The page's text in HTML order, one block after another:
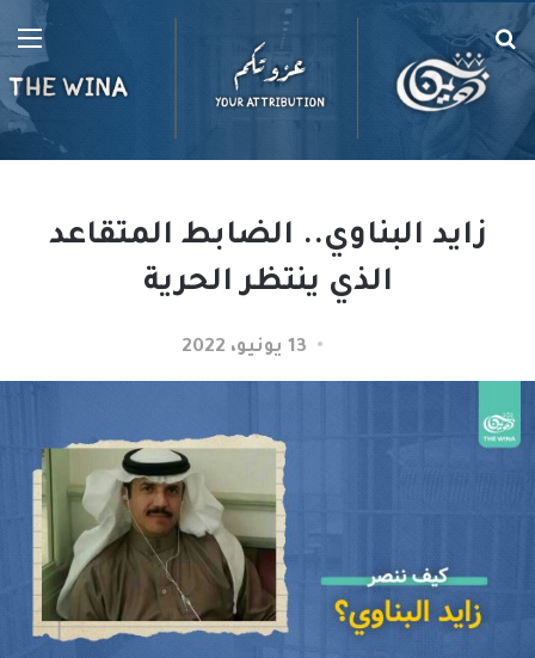
بحث
عن
زايد البناوي.. الضابط المتقاعد
الذي ينتظر الحرية
13 يونيو، 2022